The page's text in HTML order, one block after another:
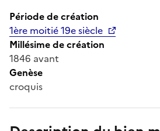
Période de création
1ère moitié 19e siècle
Millésime de création
1846 avant
Genèse
croquis